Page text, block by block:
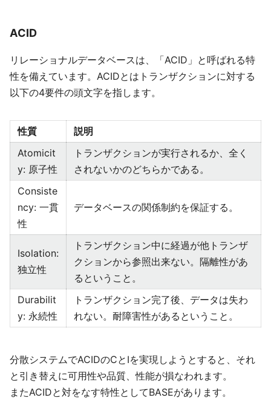
ACID
リレーショナルデータベースは、「ACID」と呼ばれる特
性を備えています。ACIDとはトランザクションに対する
以下の4要件の頭文字を指します。
性質
説明
Atomicit
y: 原子性
トランザクションが実行されるか、全く
されないかのどちらかである。
Consiste
ncy: 一貫
性
データベースの関係制約を保証する。
Isolation:
独立性
トランザクション中に経過が他トランザ
クションから参照出来ない。隔離性があ
るということ。
Durabilit
y: 永続性
トランザクション完了後、データは失わ
れない。耐障害性があるということ。
分散システムでACIDのCとIを実現しようとすると、それ
と引き替えに可用性や品質、性能が損なわれます。
またACIDと対をなす特性としてBASEがあります。